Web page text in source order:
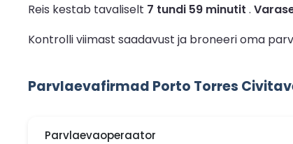
Reis kestab tavaliselt 7 tundi 59 minutit .
Kontrolli viimast saadavust ja broneeri oma
Parvlaevafirmad Porto Torres
Parvlaevaoperaator